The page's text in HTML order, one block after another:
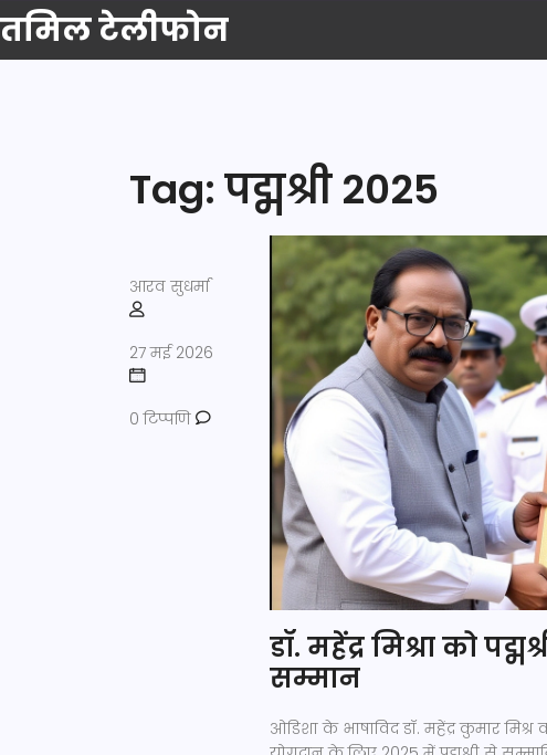
तमिल टेलीफोन
Tag: पद्मश्री 2025
आरव सुधर्मा
27 मई 2026
0 टिप्पणि
डॉ. महेंद्र मिश्रा को
सम्मान
ओडिशा के भाषाविद डॉ. महेंद्र कुमार